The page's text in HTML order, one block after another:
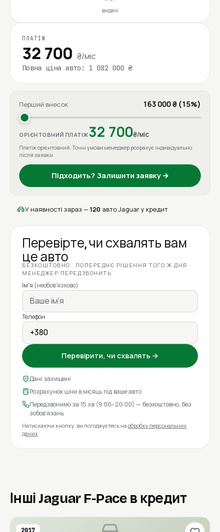
видачі
ПЛАТІЖ
32 700 ₴/міс
Повна ціна авто: 1 082 000 ₴
Перший внесок 163 000 ₴ (15%)
ОРІЄНТОВНИЙ ПЛАТІЖ32 700₴/міс
Платіж орієнтовний. Точні умови менеджер розрахує індивідуально
після заявки.
Підходить? Залишити заявку →
У наявності зараз —120 авто Jaguar у кредит
Перевірте, чи схвалять вам
це авто
БЕЗКОШТОВНО · ПОПЕРЕДНЄ РІШЕННЯ ТОГО Ж ДНЯ ·
МЕНЕДЖЕР ПЕРЕДЗВОНИТЬ
Ім'я (необов'язково)
Телефон
Перевірити, чи схвалять →
Дані захищені
Розрахунок ціни в місяць під ваше авто
Передзвонимо за 15 хв (9:00–20:00) — безкоштовно, без
зобов'язань
Натискаючи кнопку, ви погоджуєтесь на обробку персональних
даних
Інші Jaguar F-Pace в кредит
2017